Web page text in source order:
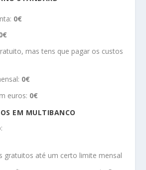
0€
mas tens que pagar os custos
0€
euros: 0€
EM MULTIBANCO
gratuitos até um certo limite mensal